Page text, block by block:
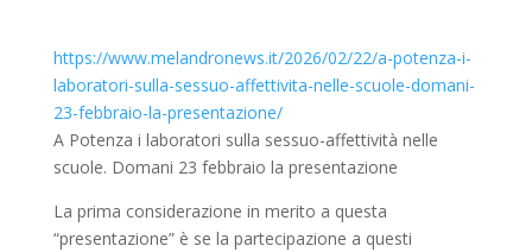
https://www.melandronews.it/2026/02/22/a-potenza-i-
laboratori-sulla-sessuo-affettivita-nelle-scuole-domani-
23-febbraio-la-presentazione/
A Potenza i laboratori sulla sessuo-affettività nelle
scuole. Domani 23 febbraio la presentazione
La prima considerazione in merito a questa
“presentazione” è se la partecipazione a questi